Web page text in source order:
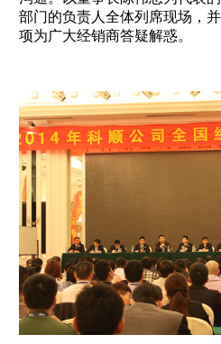
部门的负责人全体列席现场，
项为广大经销商答疑解惑。